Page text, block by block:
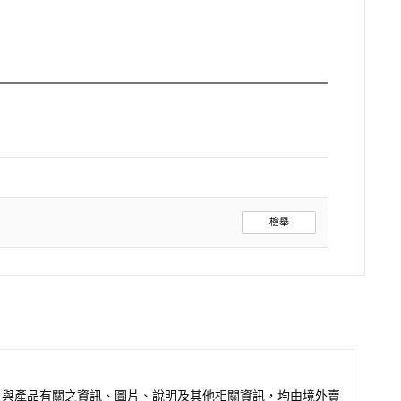
檢舉
產品有關之資訊、圖片、說明及其他相關資訊，均由境外賣